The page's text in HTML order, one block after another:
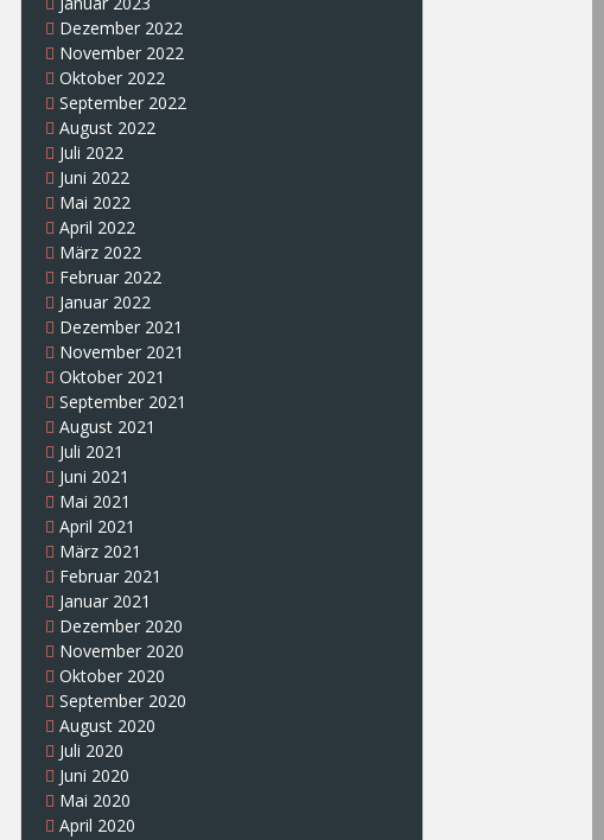
Dezember 2022
November 2022
Oktober 2022
September 2022
August 2022
Juli 2022
Juni 2022
Mai 2022
April 2022
März 2022
Februar 2022
Januar 2022
Dezember 2021
November 2021
Oktober 2021
September 2021
August 2021
Juli 2021
Juni 2021
Mai 2021
April 2021
März 2021
Februar 2021
Januar 2021
Dezember 2020
November 2020
Oktober 2020
September 2020
August 2020
Juli 2020
Juni 2020
Mai 2020
April 2020